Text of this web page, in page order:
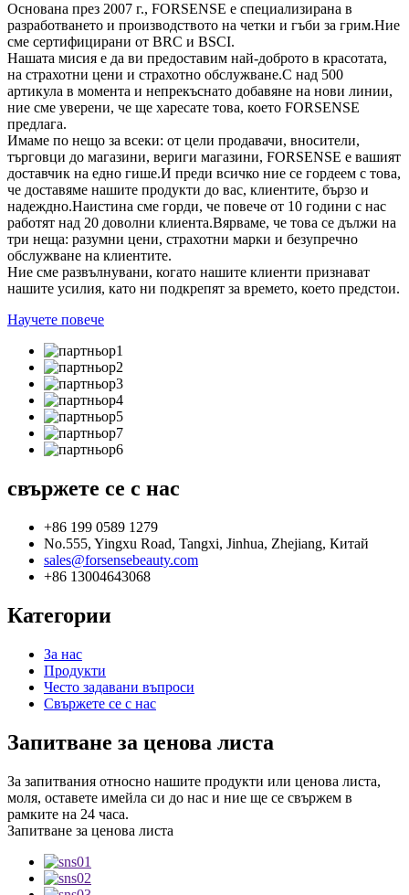
Основана през 2007 г., FORSENSE е специализирана в
разработването и производството на четки и гъби за грим.Ние
сме сертифицирани от BRC и BSCI.
Нашата мисия е да ви предоставим най-доброто в красотата,
на страхотни цени и страхотно обслужване.С над 500
артикула в момента и непрекъснато добавяне на нови линии,
ние сме уверени, че ще харесате това, което FORSENSE
предлага.
Имаме по нещо за всеки: от цели продавачи, вносители,
търговци до магазини, вериги магазини, FORSENSE е вашият
доставчик на едно гише.И преди всичко ние се гордеем с това,
че доставяме нашите продукти до вас, клиентите, бързо и
надеждно.Наистина сме горди, че повече от 10 години с нас
работят над 20 доволни клиента.Вярваме, че това се дължи на
три неща: разумни цени, страхотни марки и безупречно
обслужване на клиентите.
Ние сме развълнувани, когато нашите клиенти признават
нашите усилия, като ни подкрепят за времето, което предстои.
Научете повече
свържете се с нас
+86 199 0589 1279
No.555, Yingxu Road, Tangxi, Jinhua, Zhejiang, Китай
sales@forsensebeauty.com
+86 13004643068
Категории
За нас
Продукти
Често задавани въпроси
Свържете се с нас
Запитване за ценова листа
За запитвания относно нашите продукти или ценова листа,
моля, оставете имейла си до нас и ние ще се свържем в
рамките на 24 часа.
Запитване за ценова листа